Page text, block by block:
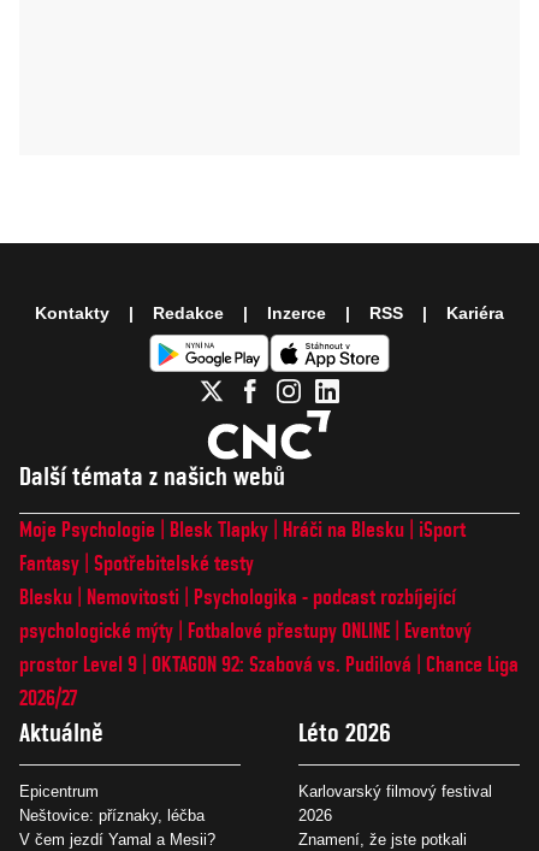
Další témata z našich webů
Moje Psychologie Blesk Tlapky Hráči na Blesku
iSport
Fantasy Spotřebitelské testy
Blesku
Nemovitosti
Psychologika - podcast rozbíjející
psychologické mýty
Fotbalové přestupy ONLINE
Eventový
prostor Level 9 OKTAGON 92: Szabová vs. Pudilová
Chance Liga
2026/27
Aktuálně
Epicentrum
Neštovice: příznaky, léčba
V čem jezdí Yamal a Mesii?
Léto 2026
Karlovarský filmový festival
2026
Znamení, že jste potkali
Kontakty Redakce Inzerce RSS Kariéra